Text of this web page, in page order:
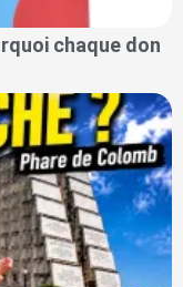
chaque don